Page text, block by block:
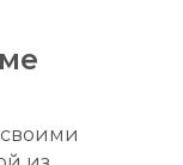
своими